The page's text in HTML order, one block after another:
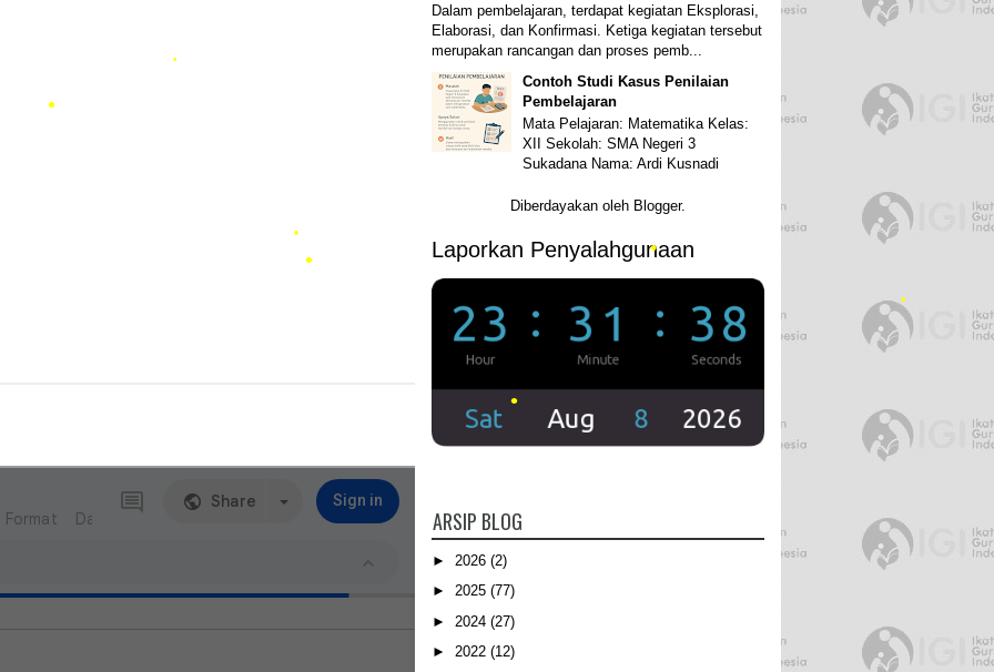
Dalam pembelajaran, terdapat kegiatan Eksplorasi,
Elaborasi, dan Konfirmasi. Ketiga kegiatan tersebut
merupakan rancangan dan proses pemb...
Contoh Studi Kasus Penilaian
Pembelajaran
Mata Pelajaran: Matematika Kelas:
XII Sekolah: SMA Negeri 3
Sukadana Nama: Ardi Kusnadi
Diberdayakan oleh Blogger.
Laporkan Penyalahgunaan
ARSIP BLOG
► 2026 (2)
► 2025 (77)
► 2024 (27)
► 2022 (12)
•